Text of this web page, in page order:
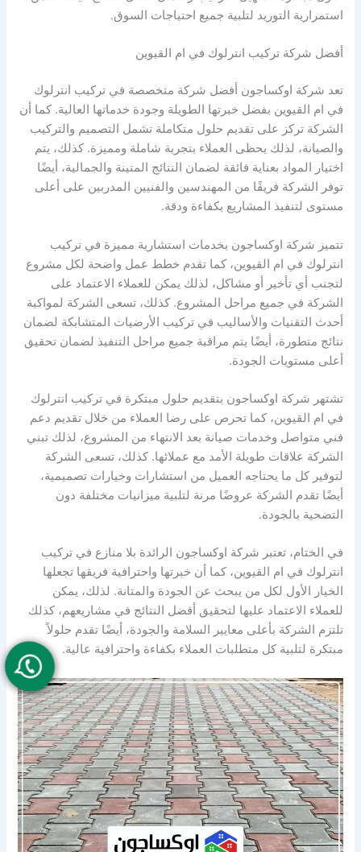
استمرارية التوريد لتلبية جميع احتياجات السوق.
أفضل شركة تركيب انترلوك في ام القيوين
تعد شركة اوكساجون أفضل شركة متخصصة في تركيب انترلوك
في ام القيوين بفضل خبرتها الطويلة وجودة خدماتها العالية. كما أن
الشركة تركز على تقديم حلول متكاملة تشمل التصميم والتركيب
والصيانة، لذلك يحظى العملاء بتجربة شاملة ومميزة. كذلك، يتم
اختيار المواد بعناية فائقة لضمان النتائج المتينة والجمالية، أيضًا
توفر الشركة فريقًا من المهندسين والفنيين المدربين على أعلى
مستوى لتنفيذ المشاريع بكفاءة ودقة.
تتميز شركة اوكساجون بخدمات استشارية مميزة في تركيب
انترلوك في ام القيوين، كما تقدم خطط عمل واضحة لكل مشروع
لتجنب أي تأخير أو مشاكل، لذلك يمكن للعملاء الاعتماد على
الشركة في جميع مراحل المشروع. كذلك، تسعى الشركة لمواكبة
أحدث التقنيات والأساليب في تركيب الأرضيات المتشابكة لضمان
نتائج متطورة، أيضًا يتم مراقبة جميع مراحل التنفيذ لضمان تحقيق
أعلى مستويات الجودة.
تشتهر شركة اوكساجون بتقديم حلول مبتكرة في تركيب انترلوك
في ام القيوين، كما تحرص على رضا العملاء من خلال تقديم دعم
فني متواصل وخدمات صيانة بعد الانتهاء من المشروع، لذلك تبني
الشركة علاقات طويلة الأمد مع عملائها. كذلك، تسعى الشركة
لتوفير كل ما يحتاجه العميل من استشارات وخيارات تصميمية،
أيضًا تقدم الشركة عروضًا مرنة لتلبية ميزانيات مختلفة دون
التضحية بالجودة.
في الختام، تعتبر شركة اوكساجون الرائدة بلا منازع في تركيب
انترلوك في ام القيوين، كما أن خبرتها واحترافية فريقها تجعلها
الخيار الأول لكل من يبحث عن الجودة والمتانة. لذلك، يمكن
للعملاء الاعتماد عليها لتحقيق أفضل النتائج في مشاريعهم، كذلك
تلتزم الشركة بأعلى معايير السلامة والجودة، أيضًا تقدم حلولاً
مبتكرة لتلبية كل متطلبات العملاء بكفاءة واحترافية عالية.